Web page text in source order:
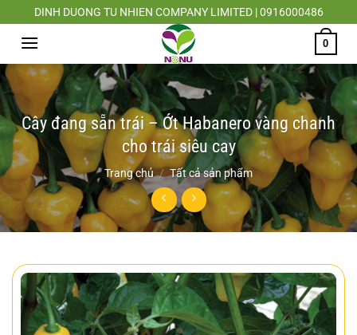
Chuyển
đến
dung
DINH DUONG TU NHIEN COMPANY LIMITED | 0916000486
0
Cây đang sẵn trái – Ớt Habanero vàng chanh
cho trái siêu cay
Trang chủ / Tất cả sản phẩm